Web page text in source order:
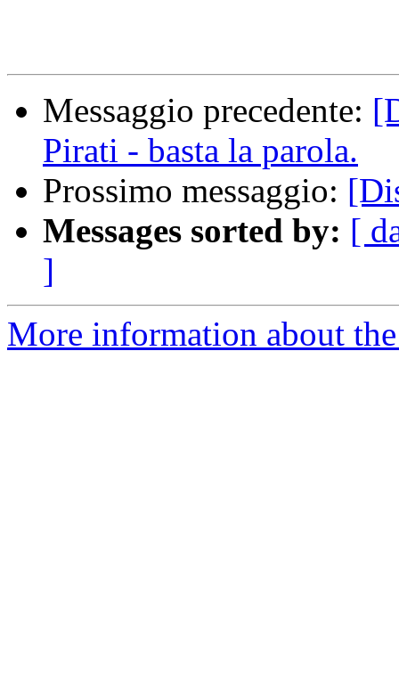
Messaggio precedente:
Pirati - basta la parola.
Prossimo messaggio:
Messages sorted by: [
]
More information about